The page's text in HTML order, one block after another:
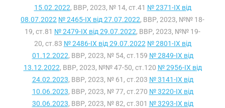
15.02.2022, ВВР, 2023, № 14, ст.41 № 2371-IX від
08.07.2022 № 2465-IX від 27.07.2022, ВВР, 2023, №№ 18-
19, ст.81 № 2479-IX від 29.07.2022, ВВР, 2023, №№ 19-
20, ст.83 № 2486-IX від 29.07.2022 № 2801-IX від
01.12.2022, ВВР, 2023, № 54, ст.159 № 2849-IX від
13.12.2022, ВВР, 2023, №№ 47-50, ст.120 № 2956-IX від
24.02.2023, ВВР, 2023, № 61, ст.203 № 3141-IX від
10.06.2023, ВВР, 2023, № 77, ст.270 № 3220-IX від
30.06.2023, ВВР, 2023, № 82, ст.301 № 3293-IX від